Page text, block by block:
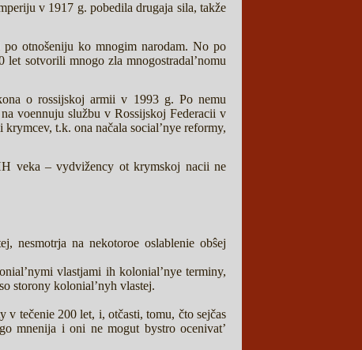
v 1917 g. pobedila drugaja sila, takže
otnošeniju ko mnogim narodam. No po
sotvorili mnogo zla mnogostradal’nomu
o rossijskoj armii v 1993 g. Po nemu
voennuju službu v Rossijskoj Federacii v
t.k. ona načala social’nye reformy,
veka – vydvižency ot krymskoj nacii ne
nesmotrja na nekotoroe oslablenie obŝej
vlastjami ih kolonial’nye terminy,
storony kolonial’nyh vlastej.
tečenie 200 let, i, otčasti, tomu, čto sejčas
mnenija i oni ne mogut bystro ocenivat’